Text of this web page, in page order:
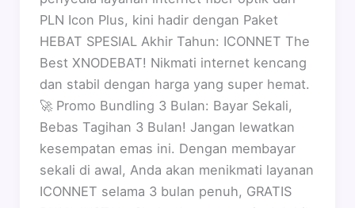
PLN Icon Plus, kini hadir dengan Paket
HEBAT SPESIAL Akhir Tahun: ICONNET The
Best XNODEBAT! Nikmati internet kencang
dan stabil dengan harga yang super hemat.
🚀 Promo Bundling 3 Bulan: Bayar Sekali,
Bebas Tagihan 3 Bulan! Jangan lewatkan
kesempatan emas ini. Dengan membayar
sekali di awal, Anda akan menikmati layanan
ICONNET selama 3 bulan penuh, GRATIS